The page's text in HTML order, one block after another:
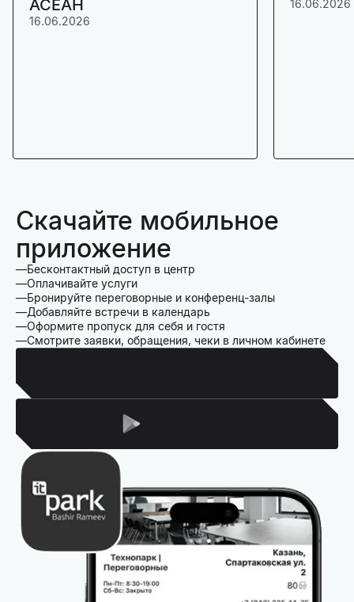
АСЕАН
16.06.2026
16.06.2026
Скачайте мобильное
приложение
Бесконтактный доступ в центр
Оплачивайте услуги
Бронируйте переговорные и конференц-залы
Добавляйте встречи в календарь
Оформите пропуск для себя и гостя
Смотрите заявки, обращения, чеки в личном кабинете